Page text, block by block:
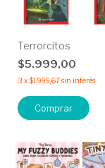
Terrorcitos
$5.999,00
3 x$1.999,67sin interés
Comprar